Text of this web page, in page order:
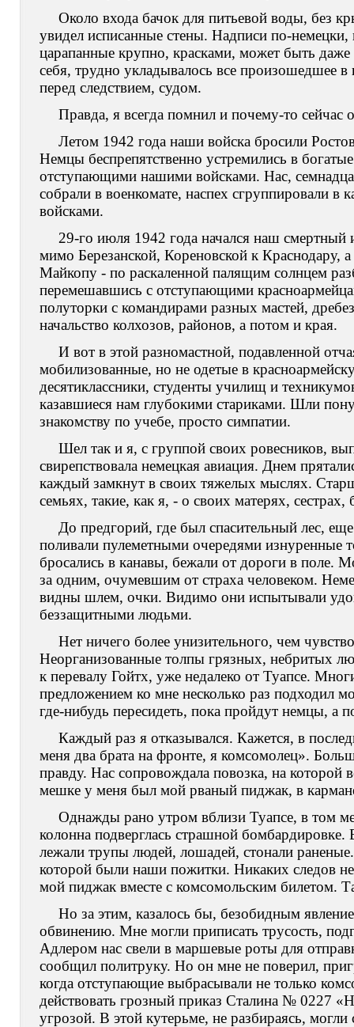
Около входа бачок для питьевой воды, без
увидел исписанные стены. Надписи по-
царапанные крупно, красками, может быть
себя, трудно укладывалось все произошедшее
перед следствием, судом.
Правда, я всегда помнил и почему-то
Летом 1942 года наши войска бросили
Немцы беспрепятственно устремились в
отступающими нашими войсками. Нас,
собрали в военкомате, наспех сгруппировали
войсками.
29-го июля 1942 года начался наш
мимо Березанской, Кореновской к Краснодару,
Майкопу - по раскаленной палящим солнцем
перемешавшись с отступающими
полуторки с командирами разных мастей,
начальство колхозов, районов, а потом и края.
И вот в этой разномастной, подавленной
мобилизованные, но не одетые в
десятиклассники, студенты училищ и
казавшиеся нам глубокими стариками. Шли
знакомству по учебе, просто симпатии.
Шел так и я, с группой своих ровесников,
свирепствовала немецкая авиация. Днем
каждый замкнут в своих тяжелых мыслях.
семьях, такие, как я, - о своих матерях,
До предгорий, где был спасительный лес,
поливали пулеметными очередями изнуренные
бросались в канавы, бежали от дороги в поле.
за одним, очумевшим от страха человеком.
видны шлем, очки. Видимо они испытывали
беззащитными людьми.
Нет ничего более унизительного, чем
Неорганизованные толпы грязных, небритых
к перевалу Гойтх, уже недалеко от Туапсе.
предложением ко мне несколько раз подходил
где-нибудь пересидеть, пока пройдут немцы, а
Каждый раз я отказывался. Кажется, в
меня два брата на фронте, я комсомолец».
правду. Нас сопровождала повозка, на
мешке у меня был мой рваный пиджак, в
Однажды рано утром вблизи Туапсе, в том
колонна подверглась страшной
лежали трупы людей, лошадей, стонали
которой были наши пожитки. Никаких следов
мой пиджак вместе с комсомольским билетом.
Но за этим, казалось бы, безобидным
обвинению. Мне могли приписать трусость,
Адлером нас свели в маршевые роты для
сообщил политруку. Но он мне не поверил,
когда отступающие выбрасывали не только
действовать грозный приказ Сталина № 0227
угрозой. В этой кутерьме, не разбираясь,